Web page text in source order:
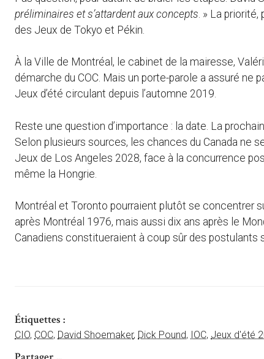
préliminaires et s’attardent aux concepts . » La
des Jeux de Tokyo et Pékin.
À la Ville de Montréal, le cabinet de la mairesse,
démarche du COC. Mais un porte-parole a assuré ne
Jeux d’été circulant depuis l’automne 2019.
Reste une question d’importance : la date. La
Selon plusieurs sources, les chances du Canada ne
Jeux de Los Angeles 2028, face à la concurrence
même la Hongrie.
Montréal et Toronto pourraient plutôt se concentrer
après Montréal 1976, mais aussi dix ans après le
Canadiens constitueraient à coup sûr des postulants
Étiquettes :
CIO, COC, David Shoemaker, Dick Pound, IOC, Jeux d'été